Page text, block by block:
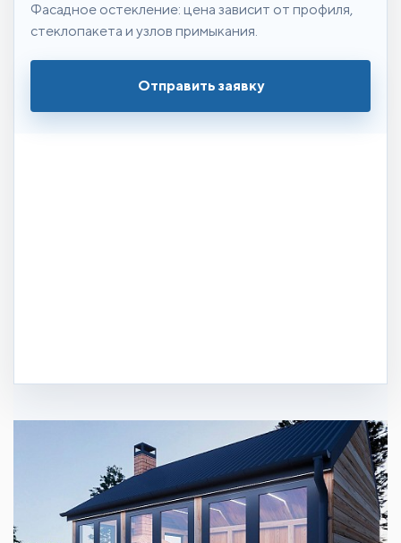
Фасадное остекление: цена зависит от профиля,
стеклопакета и узлов примыкания.
Отправить заявку